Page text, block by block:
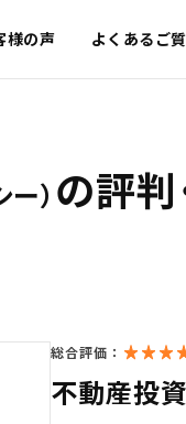
様の声 よくあるご
ー） の評判
総合評価：
不動産投